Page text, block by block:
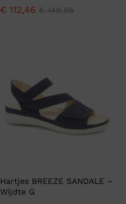
€ 112,46 €149,95
Hartjes BREEZE SANDALE –
Wijdte G